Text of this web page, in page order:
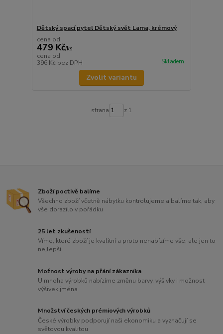
Dětský spací pytel Dětský svět Lama, krémový
cena od
479 Kč/ks
cena od
396 Kč bez DPH Skladem
Zvolit variantu
strana z 1
Zboží poctivě balíme
Všechno zboží včetně nábytku kontrolujeme a balíme tak, aby
vše dorazilo v pořádku
25 let zkušeností
Víme, které zboží je kvalitní a proto nenabízíme vše, ale jen to
nejlepší
Možnost výroby na přání zákazníka
U mnoha výrobků nabízíme změnu barvy, výšivky i možnost
výšivek jména
Množství českých prémiových výrobků
České výrobky podporují naši ekonomiku a vyznačují se
světovou kvalitou